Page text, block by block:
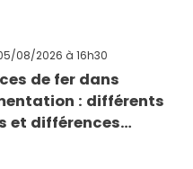
08/2026 à 16h30
de fer dans
: différents
et différences